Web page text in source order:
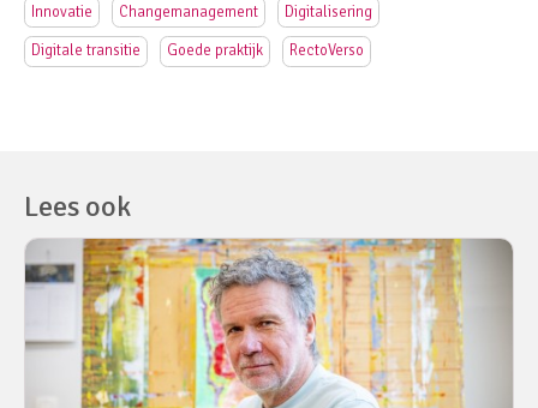
Innovatie Changemanagement Digitalisering
Digitale transitie Goede praktijk RectoVerso
Lees ook